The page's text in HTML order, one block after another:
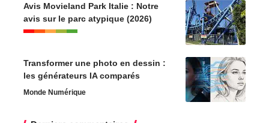
Avis Movieland Park Italie : Notre
avis sur le parc atypique (2026)
Transformer une photo en dessin :
les générateurs IA comparés
Monde Numérique